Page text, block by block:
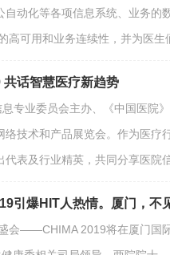
自动化等各项信息系统、业务
高可用和业务连续性，并为医
话智慧医疗新趋势
专业委员会主办、《中国医院
技术和产品展览会。作为医
表及行业精英，共同分享医
引爆HIT人热情。厦门，不
会——CHIMA 2019将在厦门国